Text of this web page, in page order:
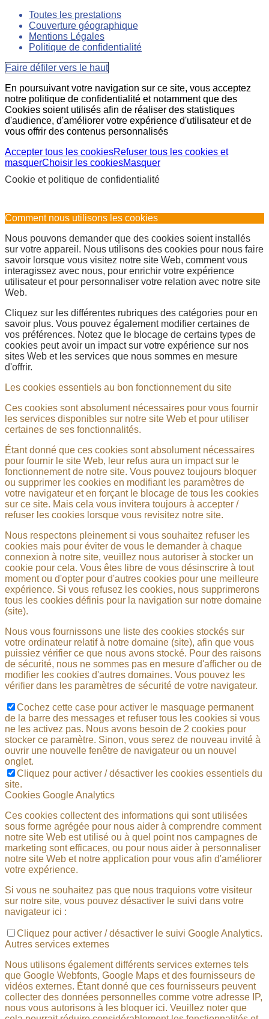
Toutes les prestations
Couverture géographique
Mentions Légales
Politique de confidentialité
Faire défiler vers le haut
En poursuivant votre navigation sur ce site, vous acceptez
notre politique de confidentialité et notamment que des
Cookies soient utilisés afin de réaliser des statistiques
d'audience, d'améliorer votre expérience d'utilisateur et de
vous offrir des contenus personnalisés
Accepter tous les cookiesRefuser tous les cookies et
masquerChoisir les cookiesMasquer
Cookie et politique de confidentialité
Comment nous utilisons les cookies
Nous pouvons demander que des cookies soient installés
sur votre appareil. Nous utilisons des cookies pour nous faire
savoir lorsque vous visitez notre site Web, comment vous
interagissez avec nous, pour enrichir votre expérience
utilisateur et pour personnaliser votre relation avec notre site
Web.
Cliquez sur les différentes rubriques des catégories pour en
savoir plus. Vous pouvez également modifier certaines de
vos préférences. Notez que le blocage de certains types de
cookies peut avoir un impact sur votre expérience sur nos
sites Web et les services que nous sommes en mesure
d'offrir.
Les cookies essentiels au bon fonctionnement du site
Ces cookies sont absolument nécessaires pour vous fournir
les services disponibles sur notre site Web et pour utiliser
certaines de ses fonctionnalités.
Étant donné que ces cookies sont absolument nécessaires
pour fournir le site Web, leur refus aura un impact sur le
fonctionnement de notre site. Vous pouvez toujours bloquer
ou supprimer les cookies en modifiant les paramètres de
votre navigateur et en forçant le blocage de tous les cookies
sur ce site. Mais cela vous invitera toujours à accepter /
refuser les cookies lorsque vous revisitez notre site.
Nous respectons pleinement si vous souhaitez refuser les
cookies mais pour éviter de vous le demander à chaque
connexion à notre site, veuillez nous autoriser à stocker un
cookie pour cela. Vous êtes libre de vous désinscrire à tout
moment ou d'opter pour d'autres cookies pour une meilleure
expérience. Si vous refusez les cookies, nous supprimerons
tous les cookies définis pour la navigation sur notre domaine
(site).
Nous vous fournissons une liste des cookies stockés sur
votre ordinateur relatif à notre domaine (site), afin que vous
puissiez vérifier ce que nous avons stocké. Pour des raisons
de sécurité, nous ne sommes pas en mesure d'afficher ou de
modifier les cookies d'autres domaines. Vous pouvez les
vérifier dans les paramètres de sécurité de votre navigateur.
Cochez cette case pour activer le masquage permanent
de la barre des messages et refuser tous les cookies si vous
ne les activez pas. Nous avons besoin de 2 cookies pour
stocker ce paramètre. Sinon, vous serez de nouveau invité à
ouvrir une nouvelle fenêtre de navigateur ou un nouvel
onglet.
Cliquez pour activer / désactiver les cookies essentiels du
site.
Cookies Google Analytics
Ces cookies collectent des informations qui sont utilisées
sous forme agrégée pour nous aider à comprendre comment
notre site Web est utilisé ou à quel point nos campagnes de
marketing sont efficaces, ou pour nous aider à personnaliser
notre site Web et notre application pour vous afin d'améliorer
votre expérience.
Si vous ne souhaitez pas que nous traquions votre visiteur
sur notre site, vous pouvez désactiver le suivi dans votre
navigateur ici :
Cliquez pour activer / désactiver le suivi Google Analytics.
Autres services externes
Nous utilisons également différents services externes tels
que Google Webfonts, Google Maps et des fournisseurs de
vidéos externes. Étant donné que ces fournisseurs peuvent
collecter des données personnelles comme votre adresse IP,
nous vous autorisons à les bloquer ici. Veuillez noter que